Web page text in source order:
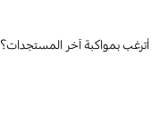
أترغب بمواكبة آخر المستجدات؟